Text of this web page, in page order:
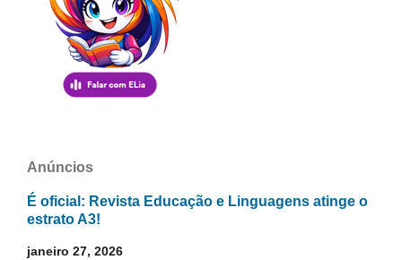
Anúncios
É oficial: Revista Educação e Linguagens atinge o
estrato A3!
janeiro 27, 2026